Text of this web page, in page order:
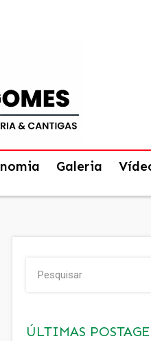
Galeria
ÚLTIMAS